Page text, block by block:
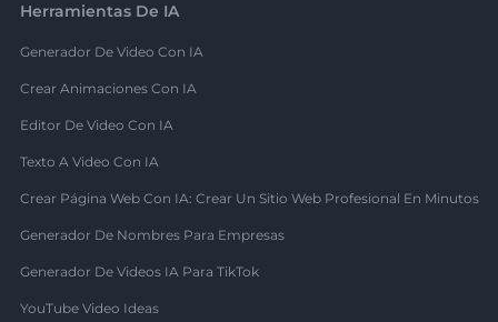
Herramientas De IA
Generador De Video Con IA
Crear Animaciones Con IA
Editor De Video Con IA
Texto A Video Con IA
Crear Página Web Con IA: Crear Un Sitio Web Profesional En Minutos
Generador De Nombres Para Empresas
Generador De Videos IA Para TikTok
YouTube Video Ideas